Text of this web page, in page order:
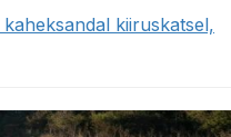
kiiruskatsel,